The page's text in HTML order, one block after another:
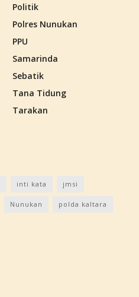
Politik
Polres Nunukan
PPU
Samarinda
Sebatik
Tana Tidung
Tarakan
inti kata jmsi
Nunukan polda kaltara